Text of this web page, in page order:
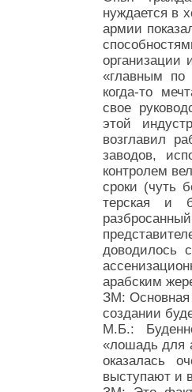
нуждается в
армии
организации
«главным по
когда-то
свое
этой
возглавил
заводов,
контролем
сроки (чуть
терская и
доводилось
арабским
ЗМ: Основная
создании
М.Б.:
«лошадь для
оказалась
выступают и